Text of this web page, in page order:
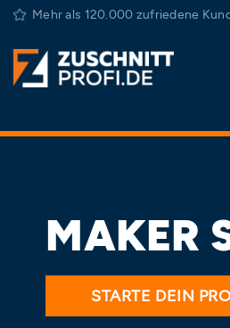
Zum
springen
Mehr als 120.000 zufriedene
MAKER
STARTE DEIN